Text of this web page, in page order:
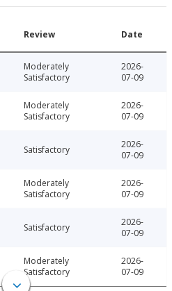
Review Date
Moderately
Satisfactory
2026-
07-09
Moderately
Satisfactory
2026-
07-09
Satisfactory
2026-
07-09
Moderately
Satisfactory
2026-
07-09
Satisfactory
2026-
07-09
Moderately
Satisfactory
2026-
07-09